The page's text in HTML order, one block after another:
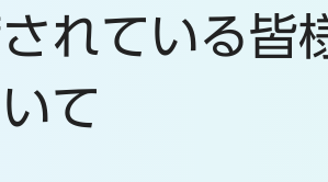
れている
て